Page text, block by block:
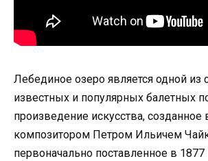
Лебединое озеро является одной из
известных и популярных балетных
произведение искусства,
композитором Петром Ильичем
первоначально поставленное в 1877